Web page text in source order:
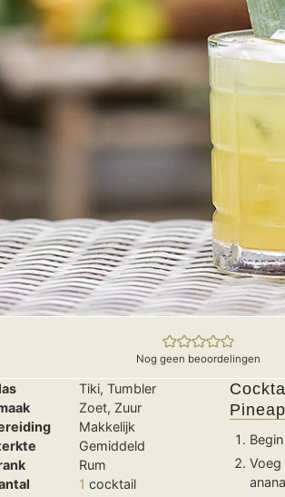
Nog geen beoordelingen
Tiki, Tumbler
Zoet, Zuur
Makkelijk
Gemiddeld
Rum
1 cocktail
Voeg